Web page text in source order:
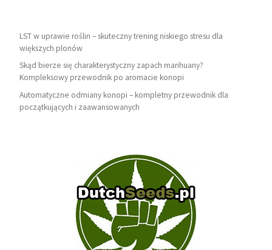
LST w uprawie roślin – skuteczny trening niskiego stresu dla
większych plonów
Skąd bierze się charakterystyczny zapach marihuany?
Kompleksowy przewodnik po aromacie konopi
Automatyczne odmiany konopi – kompletny przewodnik dla
początkujących i zaawansowanych